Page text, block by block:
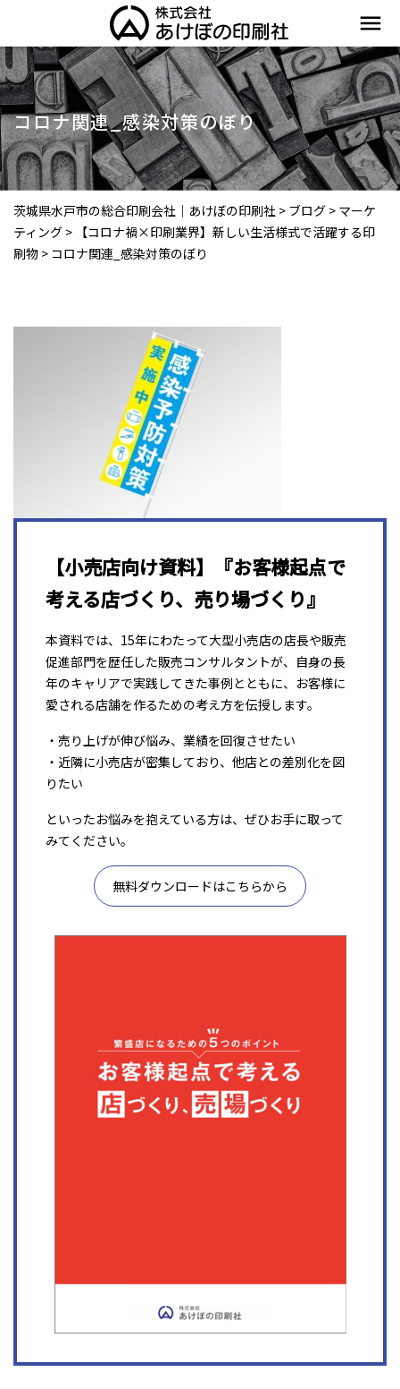
menu
コロナ関連_感染対策のぼり
茨城県水戸市の総合印刷会社｜あけぼの印刷社 > ブログ > マーケ
ティング > 【コロナ禍×印刷業界】新しい生活様式で活躍する印
刷物 > コロナ関連_感染対策のぼり
【小売店向け資料】『お客様起点で
考える店づくり、売り場づくり』
本資料では、15年にわたって大型小売店の店長や販売
促進部門を歴任した販売コンサルタントが、自身の長
年のキャリアで実践してきた事例とともに、お客様に
愛される店舗を作るための考え方を伝授します。
・売り上げが伸び悩み、業績を回復させたい
・近隣に小売店が密集しており、他店との差別化を図
りたい
といったお悩みを抱えている方は、ぜひお手に取って
みてください。
無料ダウンロードはこちらから